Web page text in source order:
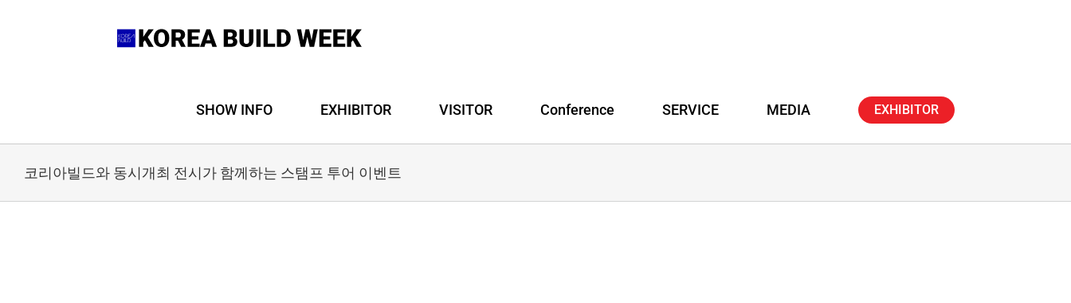
SHOW INFO EXHIBITOR VISITOR Conference SERVICE MEDIA EXHIBITOR
코리아빌드와 동시개최 전시가 함께하는 스탬프 투어 이벤트